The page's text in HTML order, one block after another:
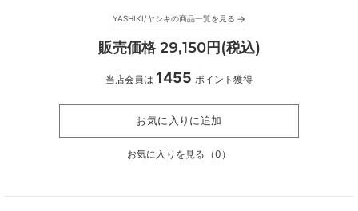
YASHIKI/ヤシキの商品一覧を見る →
販売価格 29,150円(税込)
当店会員は 1455 ポイント獲得
お気に入りに追加
お気に入りを見る（0 ）